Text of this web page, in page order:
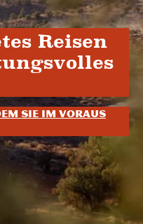
Reisen
Sie im Voraus